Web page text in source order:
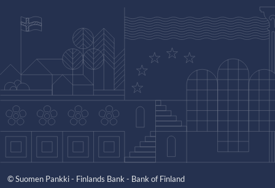
© Suomen Pankki - Finlands Bank - Bank of Finland